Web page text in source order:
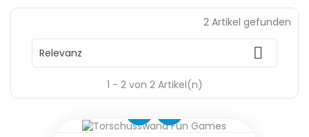
2 Artikel gefunden
Relevanz 
1 - 2 von 2 Artikel(n)